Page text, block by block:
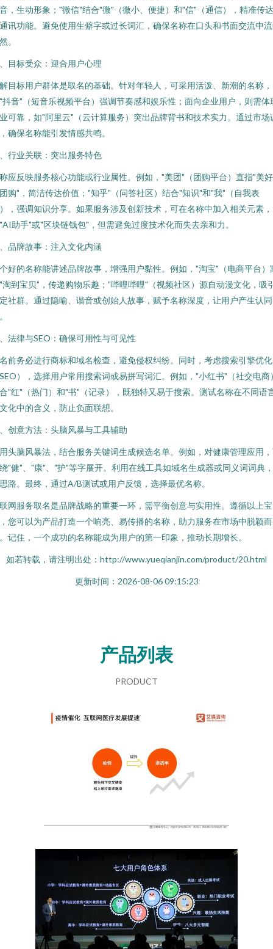
，生动形象；"微信"结合"微"（微小、便捷）和"信"（通信），精准传
讯功能。避免使用生僻字或过长词汇，确保名称在口头和书面交流中
。
目标受众：迎合用户心理
目标用户群体是取名的基础。针对年轻人，可采用活泼、新潮的名称，
抖音"（短音乐视频平台）强调节奏感和娱乐性；面向企业用户，则需体
可靠，如"阿里云"（云计算服务）突出品牌背书和技术实力。通过市场
确保名称能引发情感共鸣。
行业关联：突出服务特色
应反映服务核心功能或行业属性。例如，"美团"（团购平台）直指"美
购"，简洁传达价值；"知乎"（问答社区）结合"知识"和"我"（自我表
，强调知识分享。如果服务涉及创新技术，可在名称中加入相关元素，
助手"或"区块链钱包"，但需避免过度技术化而失去亲和力。
品牌故事：注入文化内涵
好的名称能讲述品牌故事，增强用户黏性。例如，"淘宝"（电商平台）
淘到宝贝"，传递购物乐趣；"哔哩哔哩"（视频社区）源自动漫文化，吸
社群。通过隐喻、谐音或创始人故事，赋予名称深度，让用户产生认同
法律与SEO：确保可用性与可见性
前务必进行商标和域名检查，避免侵权纠纷。同时，考虑搜索引擎优化
），选择用户常用搜索词或易拼写词汇。例如，"小红书"（社交电商
"红"（热门）和"书"（记录），既独特又易于搜索。测试名称在不同语
化中的含义，防止负面联想。
创意方法：头脑风暴与工具辅助
头脑风暴法，结合服务关键词生成候选名单。例如，对健康管理应用
"健"、"康"、"护"等字展开。利用在线工具如域名生成器或同义词词典
路。最终，通过A/B测试或用户反馈，选择最优名称。
网服务取名是品牌战略的重要一环，需平衡创意与实用性。遵循以上宝
您可以为产品打造一个响亮、易传播的名称，助力服务在市场中脱颖而
记住，一个成功的名称能成为用户的第一印象，推动长期增长。
如若转载，请注明出处：http://www.yueqianjin.com/product/20.html
更新时间：2026-08-06 09:15:23
产品列表
PRODUCT